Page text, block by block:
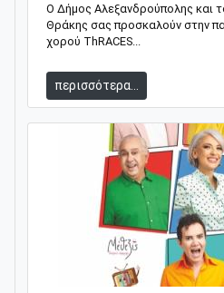
Ο Δήμος Αλεξανδρούπολης και
Θράκης σας προσκαλούν στην
χορού ΤhRACES...
περισσότερα...